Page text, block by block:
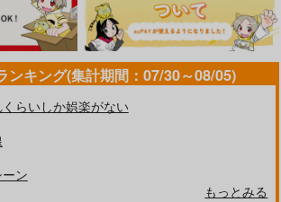
ンキング(集計期間：07/30～08/05)
らいしか娯楽がない
ン
もっとみる